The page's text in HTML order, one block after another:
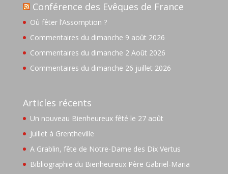
Conférence des Evêques de France
Où fêter l’Assomption ?
Commentaires du dimanche 9 août 2026
Commentaires du dimanche 2 Août 2026
Commentaires du dimanche 26 juillet 2026
Articles récents
Un nouveau Bienheureux fêté le 27 août
Juillet à Grentheville
A Grablin, fête de Notre-Dame des Dix Vertus
Bibliographie du Bienheureux Père Gabriel-Maria